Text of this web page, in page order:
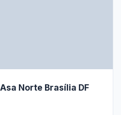
Norte Brasília DF